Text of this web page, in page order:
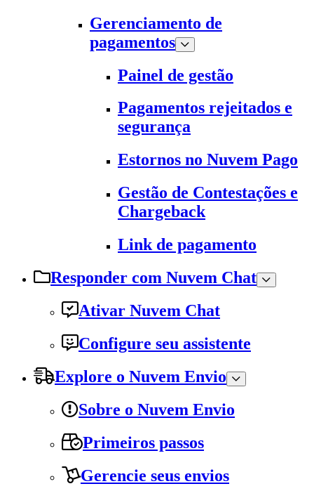
Gerenciamento de
pagamentos
Painel de gestão
Pagamentos rejeitados e
segurança
Estornos no Nuvem Pago
Gestão de Contestações e
Chargeback
Link de pagamento
Responder com Nuvem Chat
Ativar Nuvem Chat
Configure seu assistente
Explore o Nuvem Envio
Sobre o Nuvem Envio
Primeiros passos
Gerencie seus envios